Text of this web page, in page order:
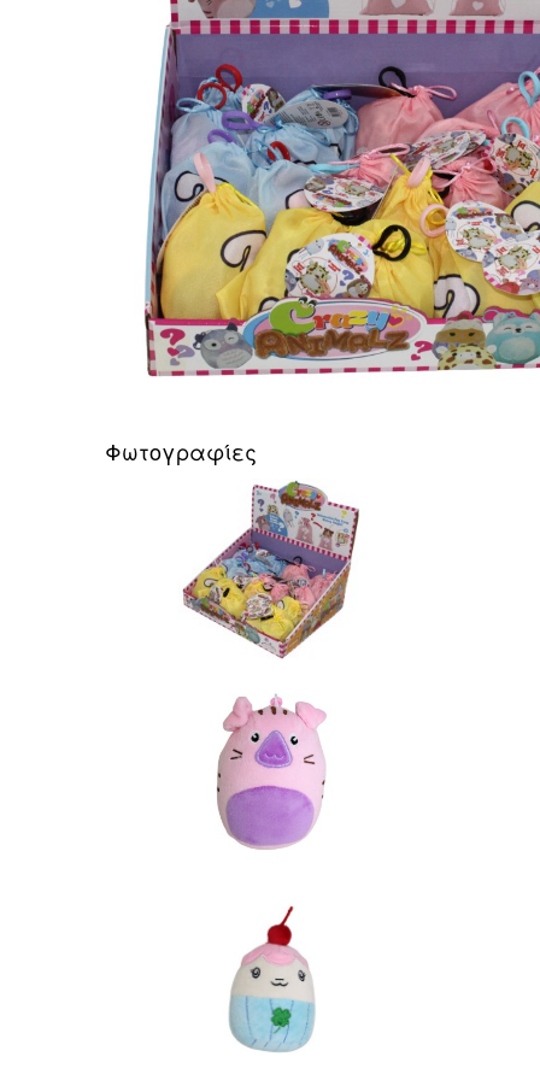
Bambolina
Bambolina Girlz
Molly Ballerina
Happy Pets
Crazy Animalz
Stumble Guys Series 4
SpongeBob Movie
Monsterflex
Trallallero Brainrot
BrainRottiz Collection
Pocket Morph3r5
Fast Shots
Δημιουργικά
Φωτογραφίες